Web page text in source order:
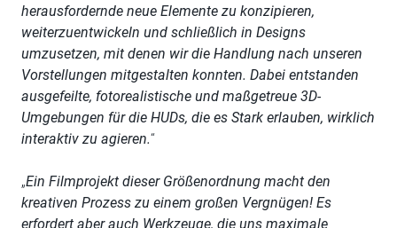
herausfordernde neue Elemente zu konzipieren,
weiterzuentwickeln und schließlich in Designs
umzusetzen, mit denen wir die Handlung nach unseren
Vorstellungen mitgestalten konnten. Dabei entstanden
ausgefeilte, fotorealistische und maßgetreue 3D-
Umgebungen für die HUDs, die es Stark erlauben, wirklich
interaktiv zu agieren.“
„Ein Filmprojekt dieser Größenordnung macht den
kreativen Prozess zu einem großen Vergnügen! Es
erfordert aber auch Werkzeuge, die uns maximale